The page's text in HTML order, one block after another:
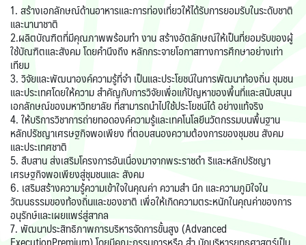
1. สร้างเอกลักษณ์ด้านอาหารและการท่องเที่ยวให้ได้รับการยอมรับในระดับชาติ
และนานาชาติ
2.ผลิตบัณฑิตที่มีคุณภาพพร้อมทำ งาน สร้างอัตลักษณ์ให้เป็นที่ยอมรับของผู้
ใช้บัณฑิตและสังคม โดยคำนึงถึง หลักกระจายโอกาสทางการศึกษาอย่างเท่า
เทียม
3. วิจัยและพัฒนาองค์ความรู้ที่จำ เป็นและประโยชน์ในการพัฒนาท้องถิ่น ชุมชน
และประเทศโดยให้ความ สำคัญกับการวิจัยเพื่อแก้ปัญหาของพื้นที่และสนับสนุน
เอกลักษณ์ของมหาวิทยาลัย ที่สามารถนำไปใช้ประโยชน์ได้ อย่างแท้จริง
4. ให้บริการวิชาการถ่ายทอดองค์ความรู้และเทคโนโลยีนวัตกรรมบนพื้นฐาน
หลักปรัชญาเศรษฐกิจพอเพียง ที่ตอบสนองความต้องการของชุมชน สังคม
และประเทศชาติ
5. สืบสาน ส่งเสริมโครงการอันเนื่องมาจากพระราชดำ ริและหลักปรัชญา
เศรษฐกิจพอเพียงสู่ชุมชนและ สังคม
6. เสริมสร้างความรู้ความเข้าใจในคุณค่า ความสำ นึก และความภูมิใจใน
วัฒนธรรมของท้องถิ่นและของชาติ เพื่อให้เกิดความตระหนักในคุณค่าของการ
อนุรักษ์และเผยแพร่สู่สากล
7. พัฒนาประสิทธิภาพการบริหารจัดการขั้นสูง (Advanced